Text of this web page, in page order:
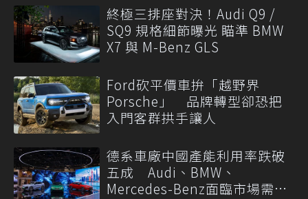
終極三排座對決！Audi Q9 /
SQ9 規格細節曝光 瞄準 BMW
X7 與 M-Benz GLS
Ford砍平價車拚「越野界
Porsche」 品牌轉型卻恐把
入門客群拱手讓人
德系車廠中國產能利用率跌破
五成 Audi、BMW、
Mercedes-Benz面臨市場需求